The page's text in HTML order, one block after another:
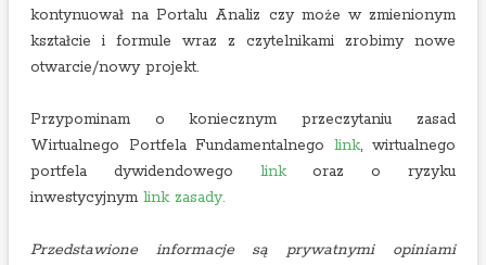
kontynuował na Portalu Analiz czy może w zmienionym
kształcie i formule wraz z czytelnikami zrobimy nowe
otwarcie/nowy projekt.
Przypominam o koniecznym przeczytaniu zasad
Wirtualnego Portfela Fundamentalnegolink, wirtualnego
portfela dywidendowego linkoraz o ryzyku
inwestycyjnym link zasady.
Przedstawione informacje są prywatnymi opiniami